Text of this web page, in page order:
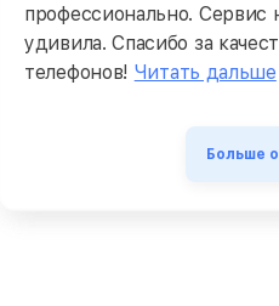
профессионально. Сервис
удивила. Спасибо за
телефонов! Читать дальше
Больше